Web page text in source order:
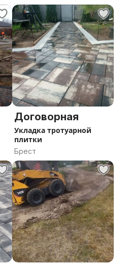
Договорная
Укладка тротуарной
плитки
Брест